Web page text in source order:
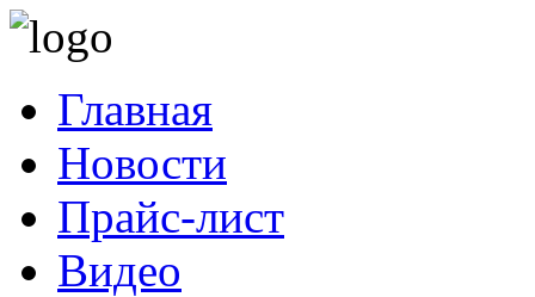
Главная
Новости
Прайс-лист
Видео